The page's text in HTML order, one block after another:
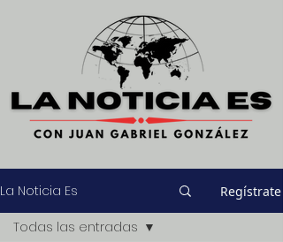
La Noticia Es Regístrate
Todas las entradas